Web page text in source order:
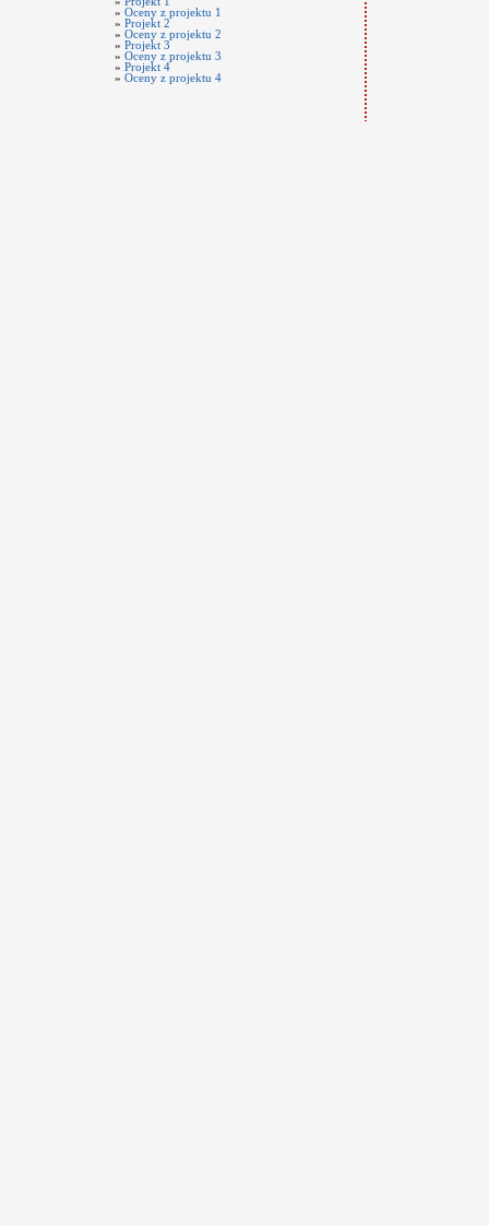
» Oceny z projektu 1
» Projekt 2
» Oceny z projektu 2
» Projekt 3
» Oceny z projektu 3
» Projekt 4
» Oceny z projektu 4